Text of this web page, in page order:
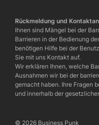
Rückmeldung und
Ihnen sind Mängel bei der
Barrieren in der Bedienung
benötigen Hilfe bei der
Sie mit uns Kontakt auf.
Wir erklären Ihnen, welche
Ausnahmen wir bei der
gemacht haben. Ihre Fragen
und innerhalb der
© 2026 Business Punk